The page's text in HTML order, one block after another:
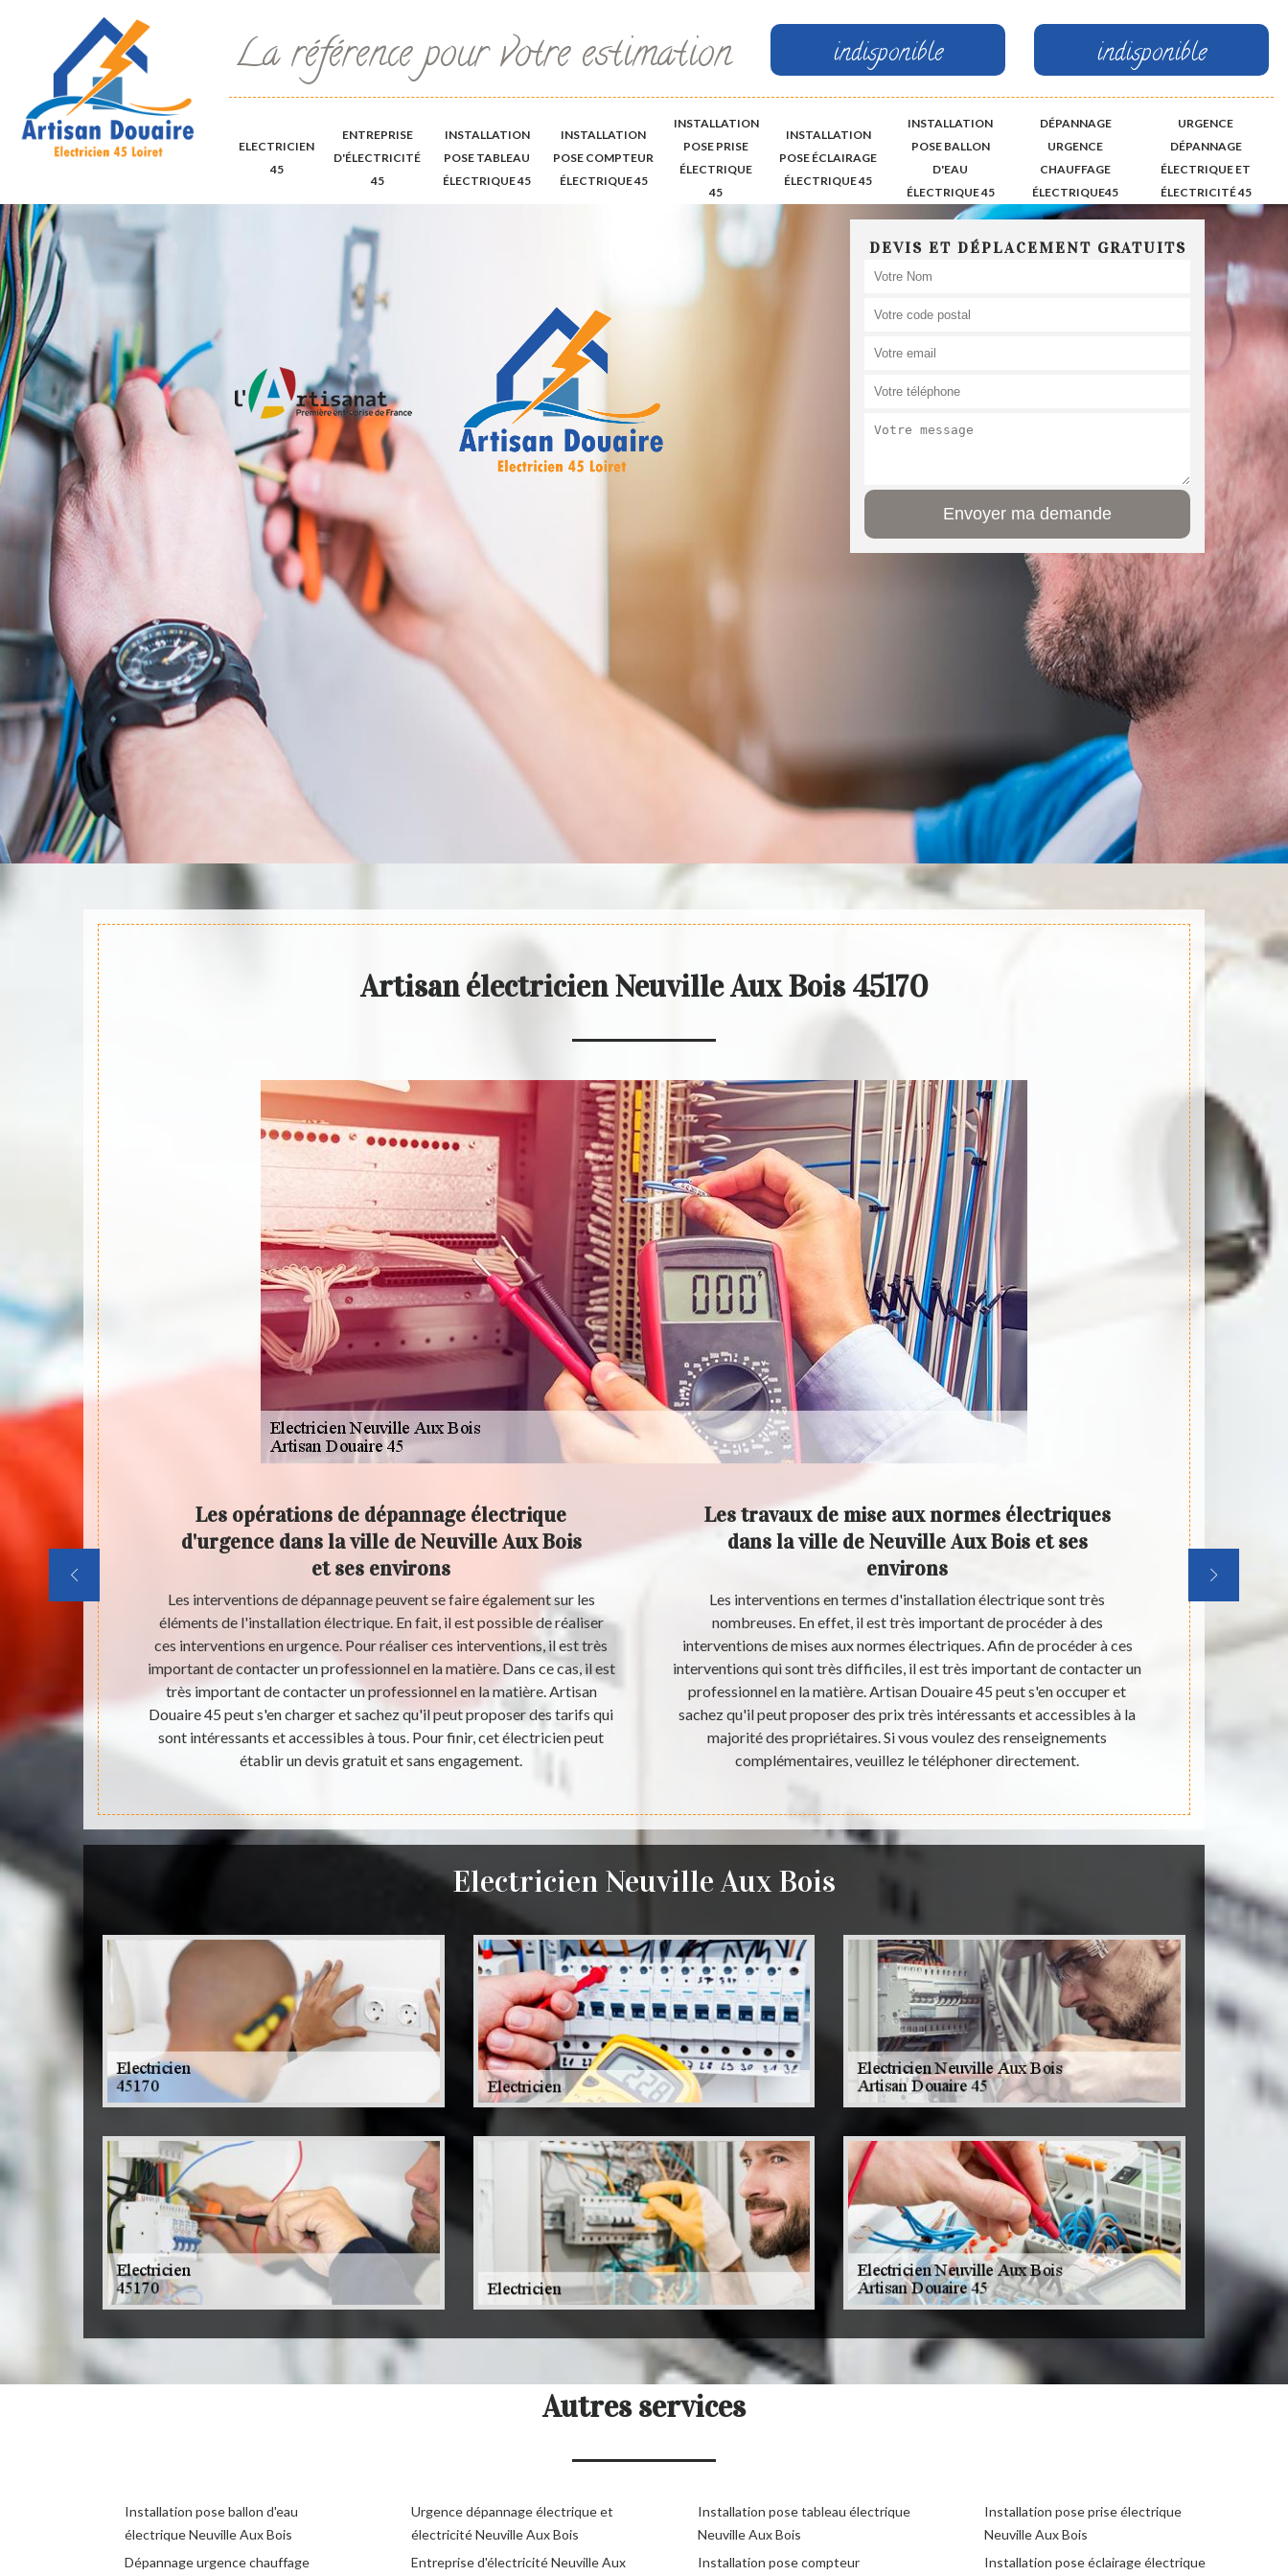
La référence pour votre estimation indisponible indisponible
ELECTRICIEN
45
ENTREPRISE
D'ÉLECTRICITÉ
45
INSTALLATION
POSE TABLEAU
ÉLECTRIQUE 45
INSTALLATION
POSE COMPTEUR
ÉLECTRIQUE 45
INSTALLATION
POSE PRISE
ÉLECTRIQUE
45
INSTALLATION
POSE ÉCLAIRAGE
ÉLECTRIQUE 45
INSTALLATION
POSE BALLON
D'EAU
ÉLECTRIQUE 45
DÉPANNAGE
URGENCE
CHAUFFAGE
ÉLECTRIQUE45
URGENCE
DÉPANNAGE
ÉLECTRIQUE ET
ÉLECTRICITÉ 45
DEVIS ET DÉPLACEMENT GRATUITS
Artisan électricien Neuville Aux Bois 45170
effet, il est
N'oubliez
à
Les opérations de dépannage électrique
d'urgence dans la ville de Neuville Aux Bois
et ses environs
Les interventions de dépannage peuvent se faire également sur les
éléments de l'installation électrique. En fait, il est possible de réaliser
ces interventions en urgence. Pour réaliser ces interventions, il est très
important de contacter un professionnel en la matière. Dans ce cas, il est
très important de contacter un professionnel en la matière. Artisan
Douaire 45 peut s'en charger et sachez qu'il peut proposer des tarifs qui
sont intéressants et accessibles à tous. Pour finir, cet électricien peut
établir un devis gratuit et sans engagement.
Les travaux de mise aux normes électriques
dans la ville de Neuville Aux Bois et ses
environs
Les interventions en termes d'installation électrique sont très
nombreuses. En effet, il est très important de procéder à des
interventions de mises aux normes électriques. Afin de procéder à ces
interventions qui sont très difficiles, il est très important de contacter un
professionnel en la matière. Artisan Douaire 45 peut s'en occuper et
sachez qu'il peut proposer des prix très intéressants et accessibles à la
majorité des propriétaires. Si vous voulez des renseignements
complémentaires, veuillez le téléphoner directement.
Dans la
Electricien Neuville Aux Bois
Autres services
Installation pose ballon d'eau
électrique Neuville Aux Bois
Dépannage urgence chauffage
Urgence dépannage électrique et
électricité Neuville Aux Bois
Entreprise d'électricité Neuville Aux
Installation pose tableau électrique
Neuville Aux Bois
Installation pose compteur
Installation pose prise électrique
Neuville Aux Bois
Installation pose éclairage électrique